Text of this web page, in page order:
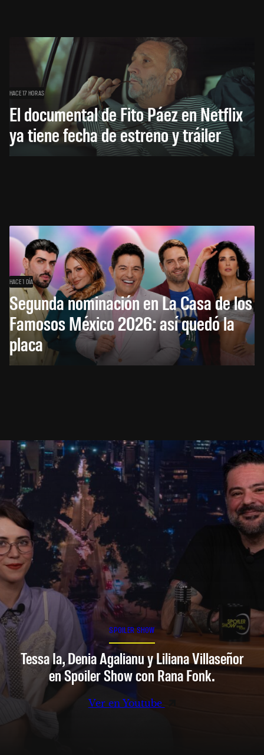
HACE 17 HORAS
El documental de Fito Páez en Netflix
ya tiene fecha de estreno y tráiler
HACE 1 DÍA
Segunda nominación en La Casa de los
Famosos México 2026: así quedó la
placa
SPOILER SHOW
Tessa Ia, Denia Agalianu y Liliana Villaseñor
en Spoiler Show con Rana Fonk.
Ver en Youtube